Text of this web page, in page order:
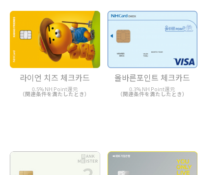
라이언 치즈 체크카드
0.5% NH Point還元
（関連条件を満たしたとき）
올바른포인트 체크카드
0.3% NH Point還元
（関連条件を満たしたとき）